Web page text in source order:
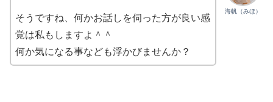
海帆（みほ）
そうですね、何かお話しを伺った方が良い感
覚は私もしますよ＾＾
何か気になる事なども浮かびませんか？